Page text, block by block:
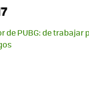
de PUBG: de